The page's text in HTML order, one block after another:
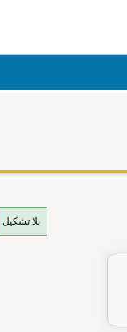
بلا تشكيل